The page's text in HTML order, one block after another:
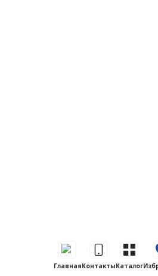
ГлавнаяКонтактыКаталог